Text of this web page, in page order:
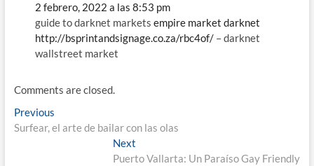
2 febrero, 2022 a las 8:53 pm
guide to darknet markets empire market darknet
http://bsprintandsignage.co.za/rbc4of/– darknet
wallstreet market
Comments are closed.
Navegación
de
PreviousPrevious
post:
Surfear, el arte de bailar con las olas
Next
post:
Puerto Vallarta: Un Paraíso Gay Friendly